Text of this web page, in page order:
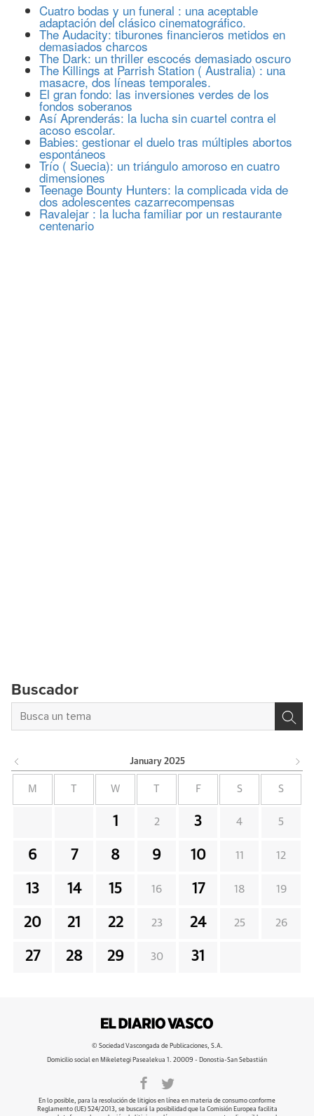
Cuatro bodas y un funeral : una aceptable
adaptación del clásico cinematográfico.
The Audacity: tiburones financieros metidos en
demasiados charcos
The Dark: un thriller escocés demasiado oscuro
The Killings at Parrish Station ( Australia) : una
masacre, dos líneas temporales.
El gran fondo: las inversiones verdes de los
fondos soberanos
Así Aprenderás: la lucha sin cuartel contra el
acoso escolar.
Babies: gestionar el duelo tras múltiples abortos
espontáneos
Trío ( Suecia): un triángulo amoroso en cuatro
dimensiones
Teenage Bounty Hunters: la complicada vida de
dos adolescentes cazarrecompensas
Ravalejar : la lucha familiar por un restaurante
centenario
Buscador
January 2025
M W F S S
1 2 3 4 5
6 7 8 9 10 11 12
13 14 15 16 17 18 19
20 21 22 23 24 25 26
27 28 29 30 31
© Sociedad Vascongada de Publicaciones, S.A.
Domicilio social en Mikeletegi Pasealekua 1. 20009 - Donostia-San Sebastián
En lo posible, para la resolución de litigios en línea en materia de consumo conforme
Reglamento (UE) 524/2013, se buscará la posibilidad que la Comisión Europea facilita